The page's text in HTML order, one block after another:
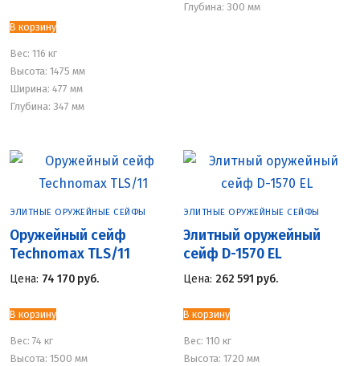
В корзину
Вес: 116 кг
Высота: 1475 мм
Ширина: 477 мм
Глубина: 347 мм
Глубина: 300 мм
ЭЛИТНЫЕ ОРУЖЕЙНЫЕ СЕЙФЫ
Оружейный сейф
Technomax TLS/11
Цена: 74 170 руб.
В корзину
Вес: 74 кг
Высота: 1500 мм
ЭЛИТНЫЕ ОРУЖЕЙНЫЕ СЕЙФЫ
Элитный оружейный
сейф D-1570 EL
Цена: 262 591 руб.
В корзину
Вес: 110 кг
Высота: 1720 мм